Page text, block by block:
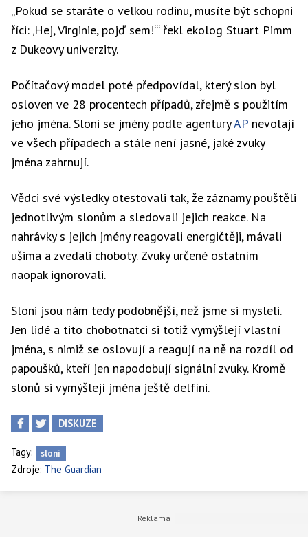
„Pokud se staráte o velkou rodinu, musíte být schopni
říci: ‚Hej, Virginie, pojď sem!‘“ řekl ekolog Stuart Pimm
z Dukeovy univerzity.
Počítačový model poté předpovídal, který slon byl
osloven ve 28 procentech případů, zřejmě s použitím
jeho jména. Sloni se jmény podle agenturyAP nevolají
ve všech případech a stále není jasné, jaké zvuky
jména zahrnují.
Vědci své výsledky otestovali tak, že záznamy pouštěli
jednotlivým slonům a sledovali jejich reakce. Na
nahrávky s jejich jmény reagovali energičtěji, mávali
ušima a zvedali choboty. Zvuky určené ostatním
naopak ignorovali.
Sloni jsou nám tedy podobnější, než jsme si mysleli.
Jen lidé a tito chobotnatci si totiž vymýšlejí vlastní
jména, s nimiž se oslovují a reagují na ně na rozdíl od
papoušků, kteří jen napodobují signální zvuky. Kromě
slonů si vymýšlejí jména ještě delfíni.
DISKUZE
Tagy: sloni
Zdroje: The Guardian